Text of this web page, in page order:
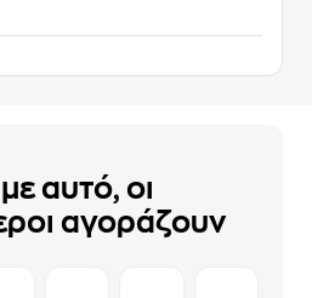
αυτό, οι
αγοράζουν